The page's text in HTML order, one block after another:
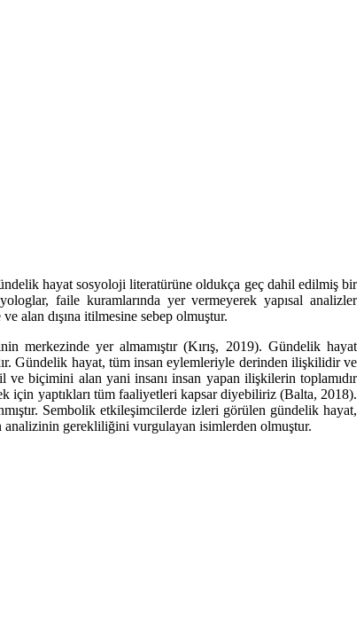
hayat sosyoloji literatürüne oldukça geç dahil edilmiş bir
faile kuramlarında yer vermeyerek yapısal analizler
alan dışına itilmesine sebep olmuştur.
merkezinde yer almamıştır (Kırış, 2019). Gündelik hayat
Gündelik hayat, tüm insan eylemleriyle derinden ilişkilidir ve
ve biçimini alan yani insanı insan yapan ilişkilerin toplamıdır
için yaptıkları tüm faaliyetleri kapsar diyebiliriz (Balta, 2018).
Sembolik etkileşimcilerde izleri görülen gündelik hayat,
analizinin gerekliliğini vurgulayan isimlerden olmuştur.